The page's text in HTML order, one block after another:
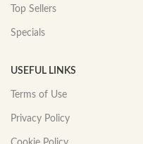
Top Sellers
Specials
USEFUL LINKS
Terms of Use
Privacy Policy